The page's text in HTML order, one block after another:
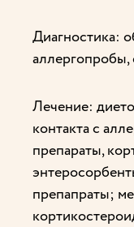
Диагностика:
аллергопробы,
Лечение:
контакта с
препараты,
препапраты;